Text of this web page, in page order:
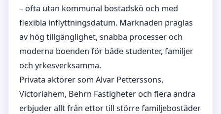
– ofta utan kommunal bostadskö och med
flexibla inflyttningsdatum. Marknaden präglas
av hög tillgänglighet, snabba processer och
moderna boenden för både studenter, familjer
och yrkesverksamma.
Privata aktörer som Alvar Petterssons,
Victoriahem, Behrn Fastigheter och flera andra
erbjuder allt från ettor till större familjebostäder